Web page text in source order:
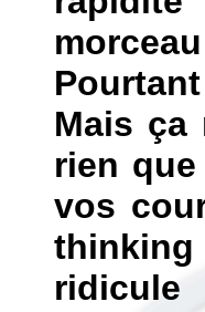
Mais ça
rien
vos